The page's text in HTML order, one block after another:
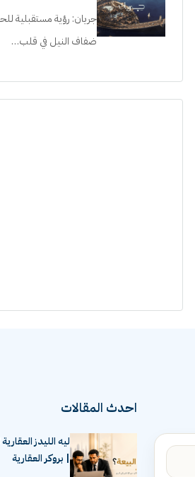
جريان: رؤية مستقبلية
ضفاف النيل في قلب…
احدث المقالات
ليه الليدز
| بروكر العقارية